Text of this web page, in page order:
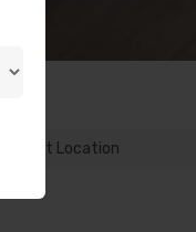
Select Location